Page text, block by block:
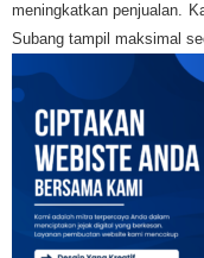
meningkatkan penjualan.
Subang tampil maksimal